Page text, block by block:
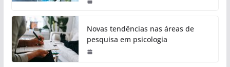
Novas tendências nas áreas de
pesquisa em psicologia